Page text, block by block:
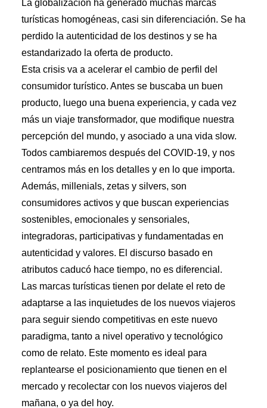
La globalización ha generado muchas marcas
turísticas homogéneas, casi sin diferenciación. Se ha
perdido la autenticidad de los destinos y se ha
estandarizado la oferta de producto.
Esta crisis va a acelerar el cambio de perfil del
consumidor turístico. Antes se buscaba un buen
producto, luego una buena experiencia, y cada vez
más un viaje transformador, que modifique nuestra
percepción del mundo, y asociado a una vida slow.
Todos cambiaremos después del COVID-19, y nos
centramos más en los detalles y en lo que importa.
Además, millenials, zetas y silvers, son
consumidores activos y que buscan experiencias
sostenibles, emocionales y sensoriales,
integradoras, participativas y fundamentadas en
autenticidad y valores. El discurso basado en
atributos caducó hace tiempo, no es diferencial.
Las marcas turísticas tienen por delate el reto de
adaptarse a las inquietudes de los nuevos viajeros
para seguir siendo competitivas en este nuevo
paradigma, tanto a nivel operativo y tecnológico
como de relato. Este momento es ideal para
replantearse el posicionamiento que tienen en el
mercado y recolectar con los nuevos viajeros del
mañana, o ya del hoy.